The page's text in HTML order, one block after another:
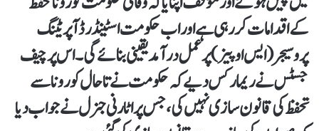
کے اقدامات کر رہی ہے اور اب حکومت اسٹینڈرڈ آپریٹنگ
پروسیجر (ایس او پیز) پرعمل درآمد یقینی بنائے گی۔اس پر چیف
جسٹس نے ریمارکس دیے کہ حکومت نے تاحال کورونا سے
تحفظ کی قانون سازی نہیں کی، جس پر اٹارنی جنرل نے جواب دیا